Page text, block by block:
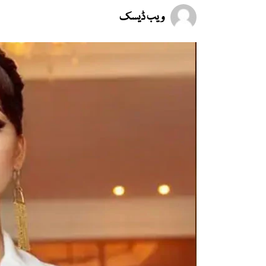
ویب ڈیسک